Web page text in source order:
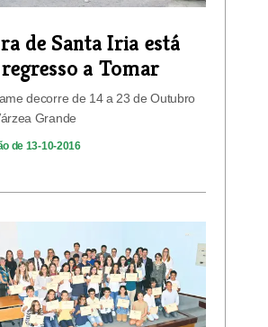
de Santa Iria está
a Tomar
decorre de 14 a 23 de Outubro
Grande
de 13-10-2016